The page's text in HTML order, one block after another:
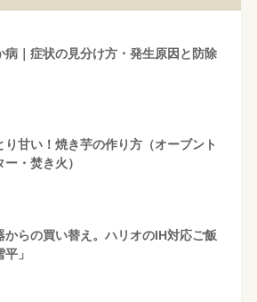
病｜症状の見分け方・発生原因と防除
り甘い！焼き芋の作り方（オーブント
ー・焚き火）
からの買い替え。ハリオのIH対応ご飯
」